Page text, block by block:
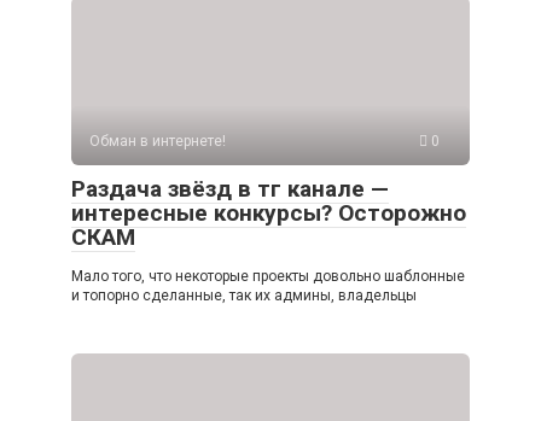
Обман в интернете! 0
Раздача звёзд в тг канале —
интересные конкурсы? Осторожно
СКАМ
Мало того, что некоторые проекты довольно шаблонные
и топорно сделанные, так их админы, владельцы